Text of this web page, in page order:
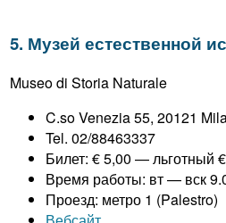
5. Музей естественной
Museo di Storia Naturale
C.so Venezia 55, 20121
Tel. 02/88463337
Билет: € 5,00 — льготный
Время работы: вт — вск
Проезд: метро 1 (Palestro)